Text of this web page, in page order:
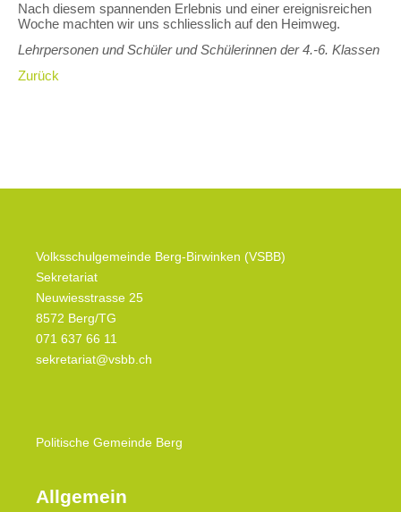
Nach diesem spannenden Erlebnis und einer ereignisreichen
Woche machten wir uns schliesslich auf den Heimweg.
Lehrpersonen und Schüler und Schülerinnen der 4.-6. Klassen
Zurück
Volksschulgemeinde Berg-Birwinken (VSBB)
Sekretariat
Neuwiesstrasse 25
8572 Berg/TG
071 637 66 11
sekretariat@vsbb.ch
Politische Gemeinde Berg
Allgemein